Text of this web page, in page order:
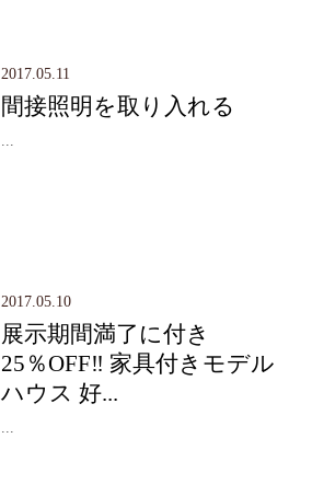
2017.05.11
間接照明を取り入れる
2017.05.10
展示期間満了に付き
25％OFF‼︎ 家具付きモデル
ハウス 好...